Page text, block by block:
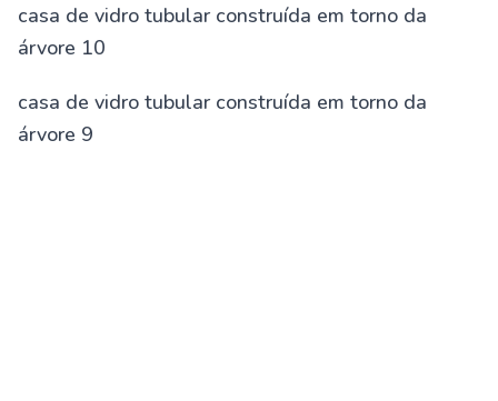
casa de vidro tubular construída em torno da
árvore 10
casa de vidro tubular construída em torno da
árvore 9